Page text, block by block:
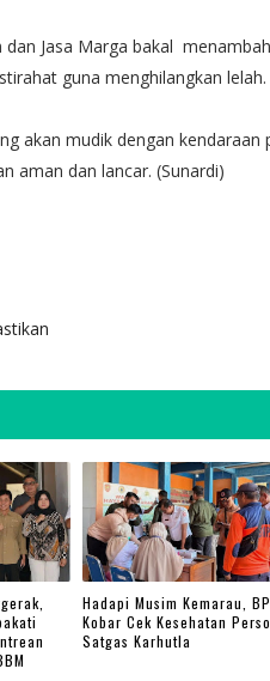
Jasa Marga bakal
guna menghilangkan lelah.
akan mudik dengan
aman dan lancar. (Sunardi)
Hadapi Musim Kemarau,
Kobar Cek Kesehatan
Satgas Karhutla